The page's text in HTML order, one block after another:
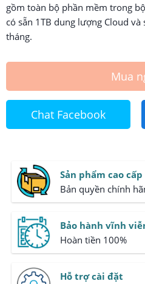
gồm toàn bộ phần mềm trong
có sẵn 1TB dung lượng Cloud
tháng.
Mua
Chat Facebook
Sản phẩm cao cấp
Bản quyền chính
Bảo hành vĩnh
Hoàn tiền 100%
Hỗ trợ cài đặt